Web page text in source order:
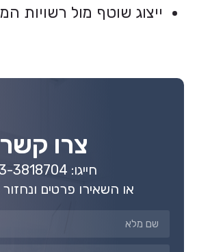
ייצוג שוטף מול רשויות
צרו קשר
חייגו: 03-3818704
או השאירו פרטים